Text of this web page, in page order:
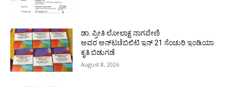
ಡಾ. ಪ್ರೀತಿ ಲೋಲಾಕ್ಷ ನಾಗವೇಣಿ
ಅವರ ಅನ್‌ಟಚೆಬಿಲಿಟಿ ಇನ್ 21 ಸೆಂಚುರಿ ಇಂಡಿಯಾ
ಕೃತಿ ಬಿಡುಗಡೆ
August 8, 2026